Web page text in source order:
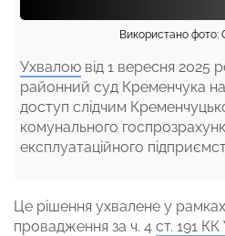
Використано фото:
Ухвалою від 1 вересня 2025
районний суд Кременчука
доступ слідчим
комунального
експлуатаційного
Це рішення ухвалене у
провадження за ч. 4 ст. 191 КК